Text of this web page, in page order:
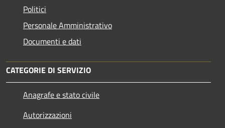
Politici
Personale Amministrativo
Documenti e dati
CATEGORIE DI SERVIZIO
Anagrafe e stato civile
Autorizzazioni